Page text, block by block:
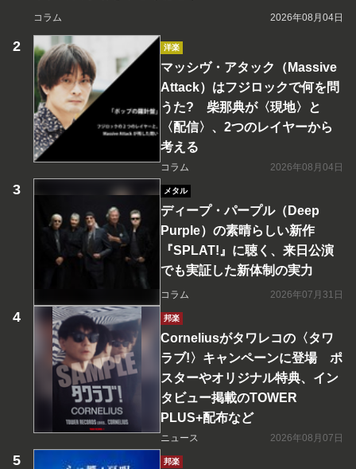
コラム 2026年08月04日
洋楽
マッシヴ・アタック（Massive
Attack）はフジロックで何を問
うた? 柴那典が〈現地〉と
〈配信〉、2つのレイヤーから
考える
コラム 2026年08月04日
メタル
ディープ・パープル（Deep
Purple）の素晴らしい新作
『SPLAT!』に聴く、来日公演
でも実証した新体制の実力
コラム 2026年07月31日
邦楽
Corneliusがタワレコの〈タワ
ラブ!〉キャンペーンに登場 ポ
スターやオリジナル特典、イン
タビュー掲載のTOWER
PLUS+配布など
ニュース 2026年08月07日
邦楽